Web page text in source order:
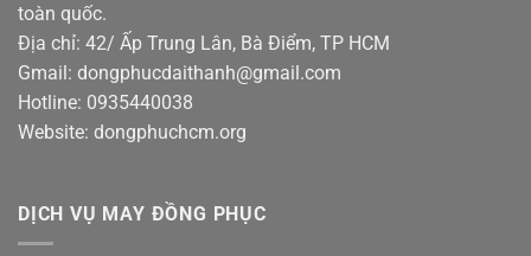
toàn quốc.
Địa chỉ: 42/ Ấp Trung Lân, Bà Điểm, TP HCM
Gmail: dongphucdaithanh@gmail.com
Hotline: 0935440038
Website: dongphuchcm.org
DỊCH VỤ MAY ĐỒNG PHỤC